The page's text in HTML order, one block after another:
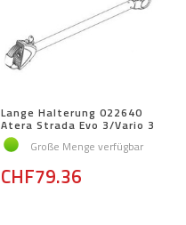
Lange Halterung 022640
Atera Strada Evo 3/Vario 3
Große Menge verfügbar
CHF79.36